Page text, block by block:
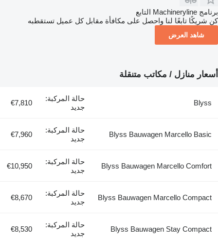
برنامج Machineryline التابع
كن شريكًا تابعًا لنا واحصل على مكافأة مقابل كل عميل تستقطبه
شاهد العرض
أسعار منازل / مكاتب متنقلة
Blyss
حالة المركبة:
جديد
€7,810
Blyss Bauwagen Marcello Basic
حالة المركبة:
جديد
€7,960
Blyss Bauwagen Marcello Comfort
حالة المركبة:
جديد
€10,950
Blyss Bauwagen Marcello Compact
حالة المركبة:
جديد
€8,670
Blyss Bauwagen Stay Compact
حالة المركبة:
جديد
€8,530